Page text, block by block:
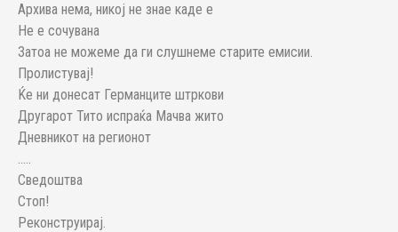
Архива нема, никој не знае каде е
Не е сочувана
Затоа не можеме да ги слушнеме старите емисии.
Пролистувај!
Ќе ни донесат Германците штркови
Другарот Тито испраќа Мачва жито
Дневникот на регионот
…..
Сведоштва
Стоп!
Реконструирај.